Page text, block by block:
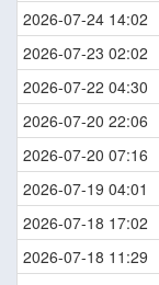
2026-07-24 14:02
2026-07-23 02:02
2026-07-22 04:30
2026-07-20 22:06
2026-07-20 07:16
2026-07-19 04:01
2026-07-18 17:02
2026-07-18 11:29